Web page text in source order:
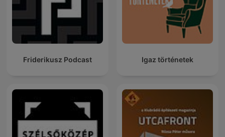
Friderikusz Podcast Igaz történetek